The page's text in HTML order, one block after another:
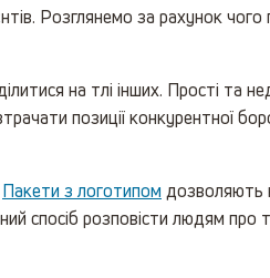
Розглянемо за рахунок
на тлі інших. Прості та
позиції конкурентної
Пакети з логотипом дозволяють
спосіб розповісти людям про